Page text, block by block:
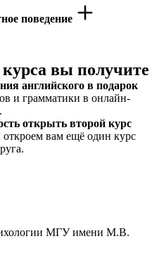
поведение
вы получите
английского в подарок
и грамматики в онлайн-
открыть второй курс
вам ещё один курс
МГУ имени М.В.